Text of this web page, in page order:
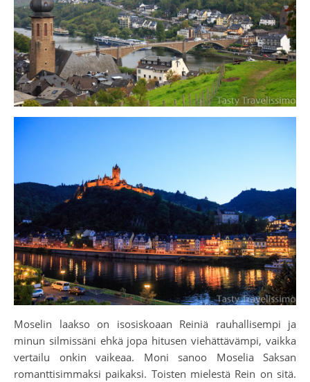
Moselin laakso on isosiskoaan Reiniä rauhallisempi ja
minun silmissäni ehkä jopa hitusen viehättävämpi, vaikka
vertailu onkin vaikeaa. Moni sanoo Moselia Saksan
romanttisimmaksi paikaksi. Toisten mielestä Rein on sitä.